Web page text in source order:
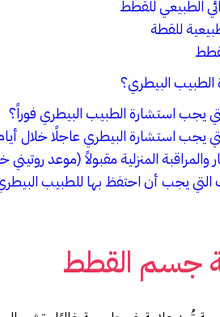
الطبيعي للقطط
للقطة
البيطري؟
يجب استشارة الطبيب البيطري فوراً؟
استشارة البيطري عاجلًا خلال أيام (24–48
والمراقبة المنزلية مقبولاً (موعد
التي يجب أن احتفظ بها للطبيب
جسم القطط